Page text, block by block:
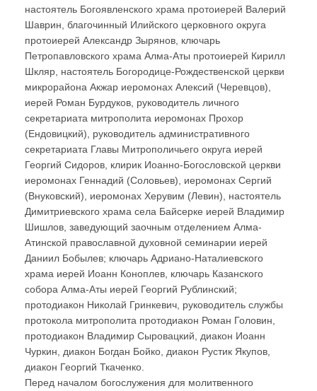
настоятель Богоявленского храма протоиерей Валерий
Шаврин, благочинный Илийского церковного округа
протоиерей Александр Зырянов, ключарь
Петропавловского храма Алма-Аты протоиерей Кирилл
Шкляр, настоятель Богородице-Рождественской церкви
микрорайона Акжар иеромонах Алексий (Черевцов),
иерей Роман Бурдуков, руководитель личного
секретариата митрополита иеромонах Прохор
(Ендовицкий), руководитель административного
секретариата Главы Митрополичьего округа иерей
Георгий Сидоров, клирик Иоанно-Богословской церкви
иеромонах Геннадий (Соловьев), иеромонах Сергий
(Внуковский), иеромонах Херувим (Левин), настоятель
Димитриевского храма села Байсерке иерей Владимир
Шишлов, заведующий заочным отделением Алма-
Атинской православной духовной семинарии иерей
Даниил Бобылев; ключарь Адриано-Наталиевского
храма иерей Иоанн Коноплев, ключарь Казанского
собора Алма-Аты иерей Георгий Рублинский;
протодиакон Николай Гринкевич, руководитель службы
протокола митрополита протодиакон Роман Головин,
протодиакон Владимир Сыровацкий, диакон Иоанн
Чуркин, диакон Богдан Бойко, диакон Рустик Якупов,
диакон Георгий Ткаченко.
Перед началом богослужения для молитвенного